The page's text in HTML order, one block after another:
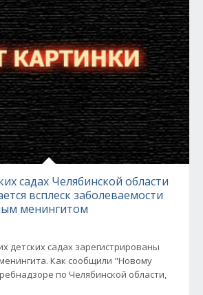
садах Челябинской области
всплеск заболеваемости
менингитом
детских садах зарегистрированы
Как сообщили "Новому
по Челябинской области,